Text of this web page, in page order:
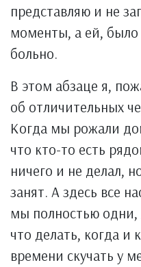
представляю и не
моменты, а ей, было
больно.
В этом абзаце я,
об отличительных
Когда мы рожали
что кто-то есть
ничего и не делал,
занят. А здесь все
мы полностью одни,
что делать, когда и
времени скучать у